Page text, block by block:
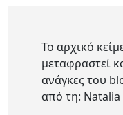
Το αρχικό
μεταφραστεί
ανάγκες του
από τη: